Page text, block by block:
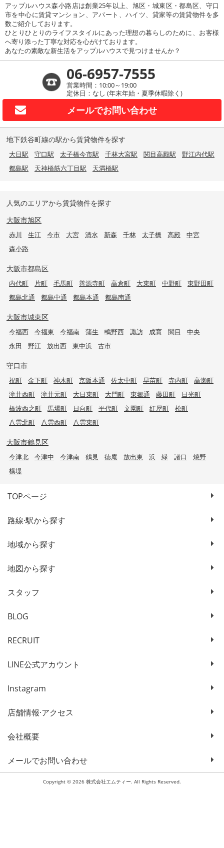
アップルハウス森小路店は創業25年以上、旭区・城東区・都島区、守口
市を中心に賃貸マンション、アパート、ハイツ、貸家等の賃貸物件を多
数ご紹介しております。
ひとりひとりのライフスタイルにあった理想の暮らしのために、お客様
へ寄り添った丁寧な対応を心がけております。
あなたの素敵な新生活をアップルハウスで見つけませんか？
06-6957-7555
営業時間：10:00～19:00
定休日：なし (年末年始・夏季休暇除く)
メールでお問い合わせ
地下鉄谷町線の駅から賃貸物件を探す
大日駅 守口駅 太子橋今市駅 千林大宮駅 関目高殿駅
野江内代駅
都島駅
天神橋筋六丁目駅 天満橋駅
人気のエリアから賃貸物件を探す
大阪市旭区
赤川 生江 今市 大宮 清水 新森 千林 太子橋 高殿
中宮
森小路
大阪市都島区
内代町 片町 毛馬町 善源寺町 高倉町 大東町 中野町
東野田町
都島北通
都島中通 都島本通 都島南通
大阪市城東区
今福西 今福東 今福南 蒲生 鴫野西 諏訪 成育 関目
中央
永田
野江 放出西 東中浜 古市
守口市
祝町 金下町 神木町 京阪本通 佐太中町 早苗町 寺内町
高瀬町
滝井西町
滝井元町 大日東町 大門町 東郷通 藤田町
日光町
橋波西之町
馬場町 日向町 平代町 文園町 紅屋町
松町
八雲北町
八雲西町 八雲東町
大阪市鶴見区
今津北 今津中 今津南 鶴見 徳庵 放出東 浜 緑 諸口
焼野
横堤
TOPページ
路線·駅から探す
地域から探す
地図から探す
スタッフ
BLOG
RECRUIT
LINE公式アカウント
Instagram
店舗情報·アクセス
会社概要
メールでお問い合わせ
Copyright © 2026 株式会社エムティー. All Rights Reserved.